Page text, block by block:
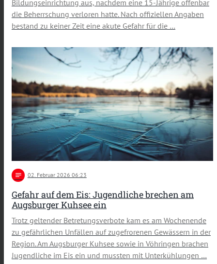
Bildungseinrichtung aus, nachdem eine 15-Jährige offenbar
die Beherrschung verloren hatte. Nach offiziellen Angaben
bestand zu keiner Zeit eine akute Gefahr für die …
notes 02. Februar 2026 06:23
Gefahr auf dem Eis: Jugendliche brechen am
Augsburger Kuhsee ein
Trotz geltender Betretungsverbote kam es am Wochenende
zu gefährlichen Unfällen auf zugefrorenen Gewässern in der
Region. Am Augsburger Kuhsee sowie in Vöhringen brachen
Jugendliche im Eis ein und mussten mit Unterkühlungen …